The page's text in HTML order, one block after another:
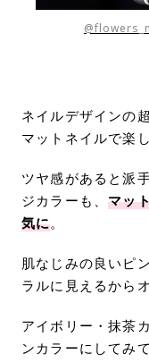
ネイルデザインの
マットネイルで楽
ツヤ感があると派
ジカラーも、マッ
気に。
肌なじみの良いピ
ラルに見えるから
アイボリー・抹茶
ンカラーにしてみ